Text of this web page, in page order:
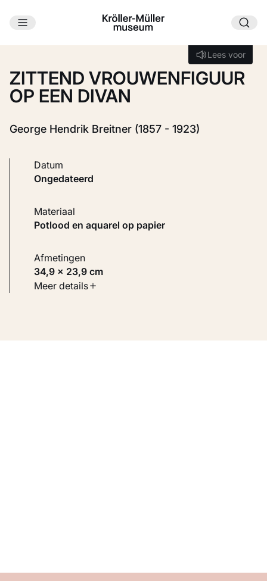
Ga naar hoofdinhoud
Lees voor
Lees voor
ZITTEND VROUWENFIGUUR
OP EEN DIVAN
George Hendrik Breitner (1857 - 1923)
Datum
ongedateerd
Materiaal
Potlood en aquarel op papier
Afmetingen
34,9 × 23,9 cm
Soort werk
Meer details